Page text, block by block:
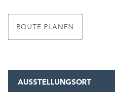
ROUTE PLANEN
AUSSTELLUNGSORT